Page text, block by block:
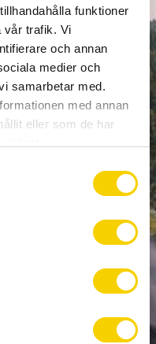
funktioner
vår trafik. Vi
och annan
medier och
samarbetar med.
med annan
eller som de har
in accordance with our
.
oss via telefon eller e-
Stängt